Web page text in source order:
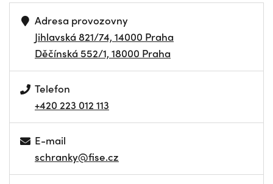
Adresa provozovny
Jihlavská 821/74, 14000 Praha
Děčínská 552/1, 18000 Praha
Telefon
+420 223 012 113
E-mail
schranky@fise.cz